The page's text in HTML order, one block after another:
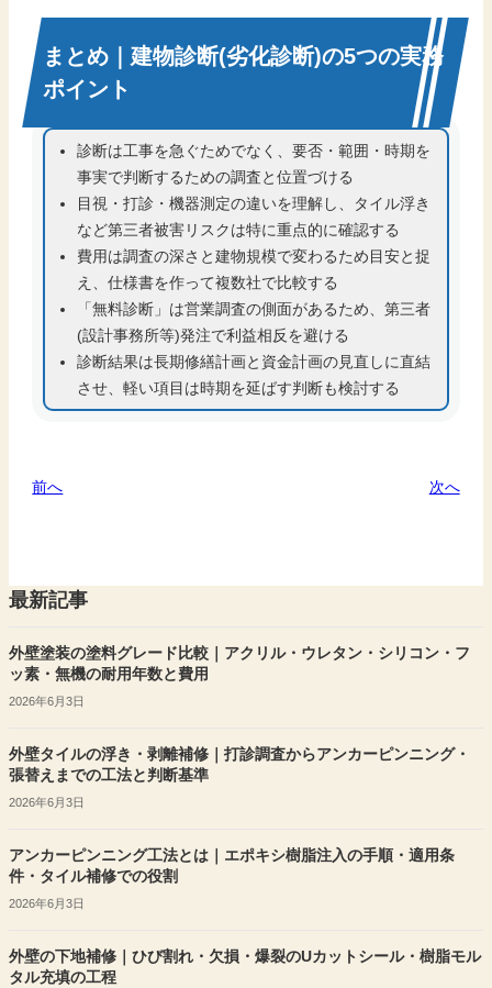
まとめ｜建物診断(劣化診断)の5つの実務
ポイント
診断は工事を急ぐためでなく、要否・範囲・時期を
事実で判断するための調査と位置づける
目視・打診・機器測定の違いを理解し、タイル浮き
など第三者被害リスクは特に重点的に確認する
費用は調査の深さと建物規模で変わるため目安と捉
え、仕様書を作って複数社で比較する
「無料診断」は営業調査の側面があるため、第三者
(設計事務所等)発注で利益相反を避ける
診断結果は長期修繕計画と資金計画の見直しに直結
させ、軽い項目は時期を延ばす判断も検討する
前へ 次へ
最新記事
外壁塗装の塗料グレード比較｜アクリル・ウレタン・シリコン・フ
ッ素・無機の耐用年数と費用
2026年6月3日
外壁タイルの浮き・剥離補修｜打診調査からアンカーピンニング・
張替えまでの工法と判断基準
2026年6月3日
アンカーピンニング工法とは｜エポキシ樹脂注入の手順・適用条
件・タイル補修での役割
2026年6月3日
外壁の下地補修｜ひび割れ・欠損・爆裂のUカットシール・樹脂モル
タル充填の工程